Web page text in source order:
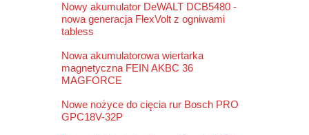
Nowy akumulator DeWALT DCB5480 -
nowa generacja FlexVolt z ogniwami
tabless
Nowa akumulatorowa wiertarka
magnetyczna FEIN AKBC 36
MAGFORCE
Nowe nożyce do cięcia rur Bosch PRO
GPC18V-32P